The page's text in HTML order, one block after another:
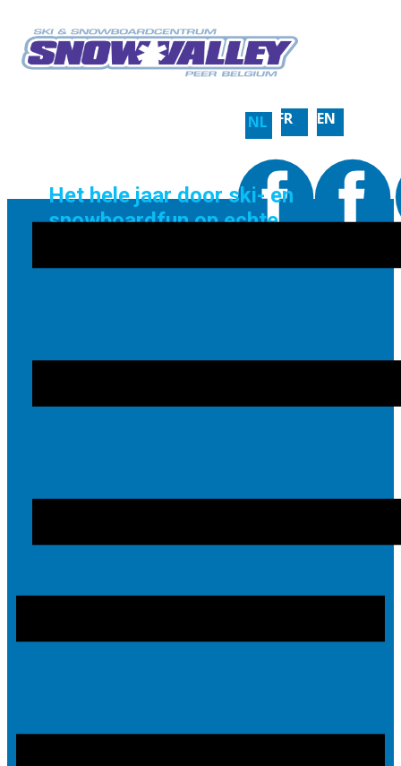
EN
FR
NL
Het hele jaar door ski- en
snowboardfun op echte